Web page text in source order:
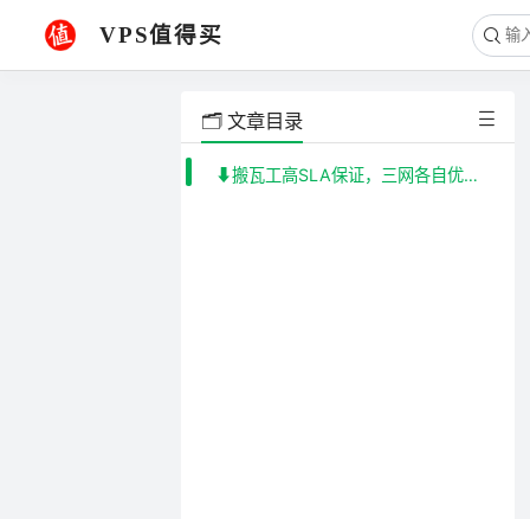
VPS值得买
🗂️ 文章目录
⬇️搬瓦工高SLA保证，三网各自优化机房DC5⤵️